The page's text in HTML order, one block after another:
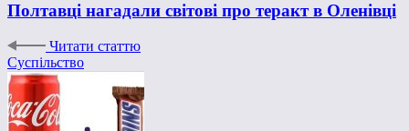
Полтавці нагадали світові про теракт в Оленівці
Читати статтю
Суспільство